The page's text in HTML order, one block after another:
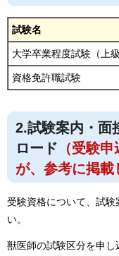
試験名
大学卒業程度試験（上級
資格免許職試験
2.試験案内・面
ロード （受験
が、参考に掲載
受験資格について、試験
い。
獣医師の試験区分を申